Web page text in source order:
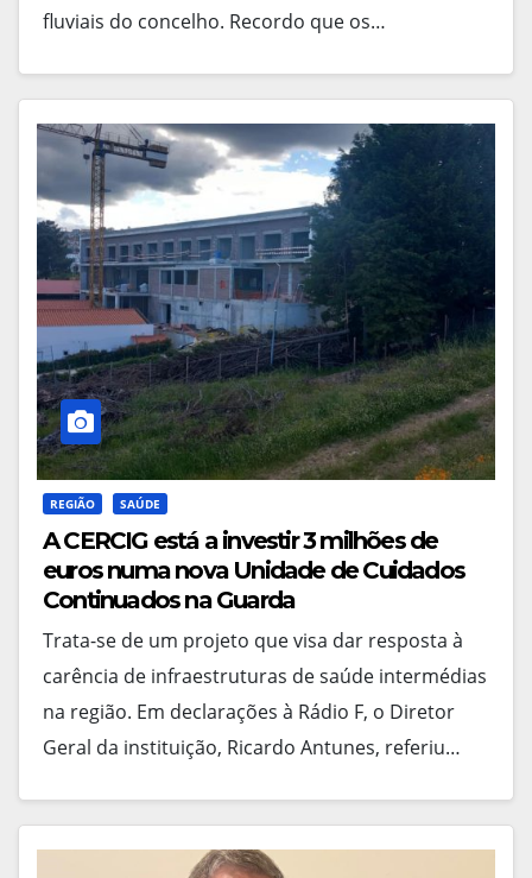
fluviais do concelho. Recordo que os…
REGIÃO SAÚDE
A CERCIG está a investir 3 milhões de
euros numa nova Unidade de Cuidados
Continuados na Guarda
Trata-se de um projeto que visa dar resposta à
carência de infraestruturas de saúde intermédias
na região. Em declarações à Rádio F, o Diretor
Geral da instituição, Ricardo Antunes, referiu…